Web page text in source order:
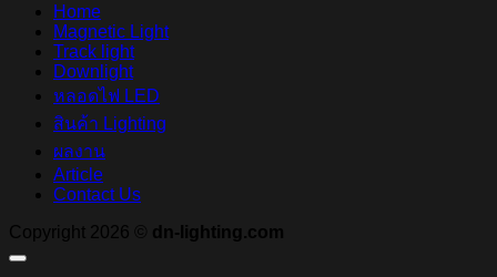
Home
Magnetic Light
Track light
Downlight
หลอดไฟ LED
สินค้า Lighting
ผลงาน
Article
Contact Us
Copyright 2026 © dn-lighting.com